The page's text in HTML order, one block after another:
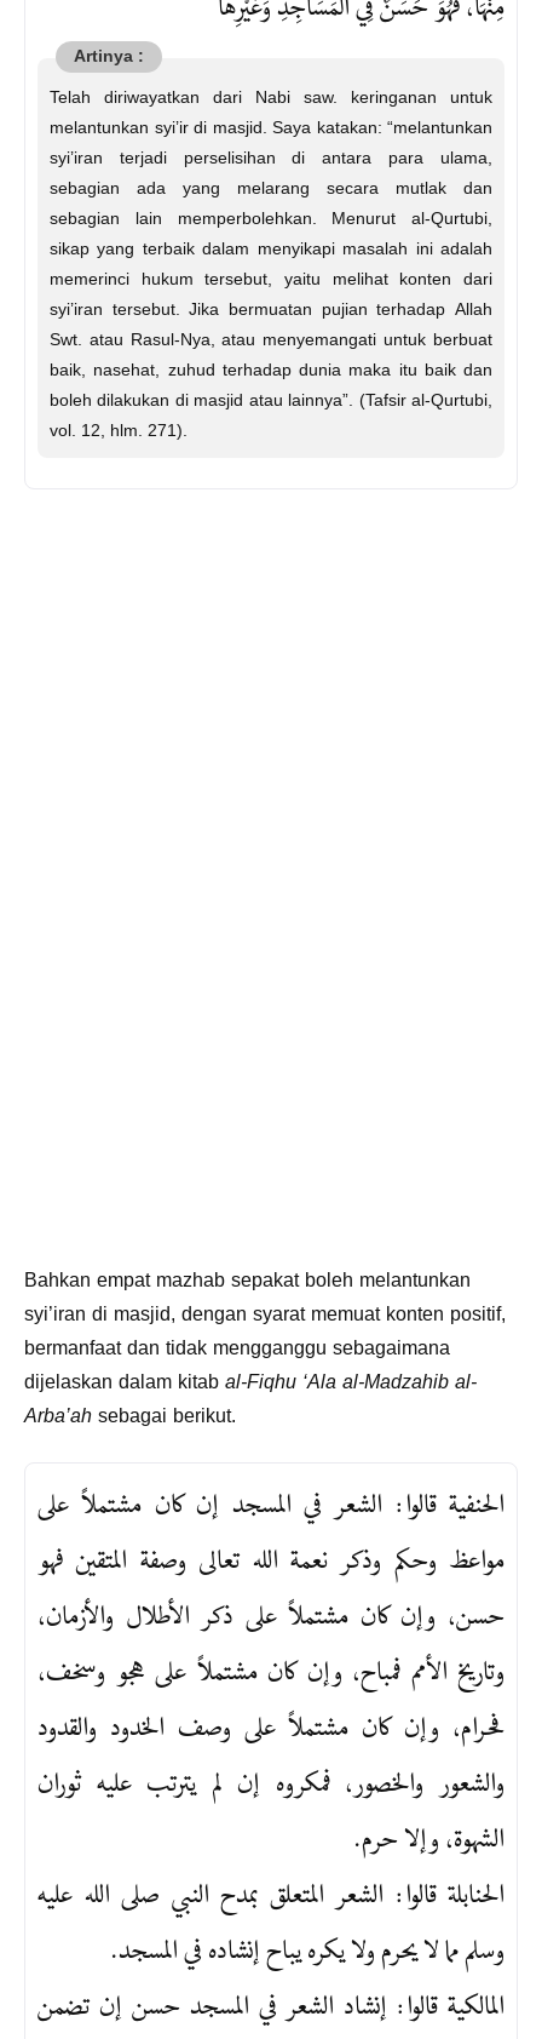
مِنْهَا، فَهُوَ حَسَنٌ فِي الْمَسَاجِدِ وَغَيْرِهَا
Telah diriwayatkan dari Nabi saw. keringanan untuk
melantunkan syi’ir di masjid. Saya katakan: “melantunkan
syi’iran terjadi perselisihan di antara para ulama,
sebagian ada yang melarang secara mutlak dan
sebagian lain memperbolehkan. Menurut al-Qurtubi,
sikap yang terbaik dalam menyikapi masalah ini adalah
memerinci hukum tersebut, yaitu melihat konten dari
syi’iran tersebut. Jika bermuatan pujian terhadap Allah
Swt. atau Rasul-Nya, atau menyemangati untuk berbuat
baik, nasehat, zuhud terhadap dunia maka itu baik dan
boleh dilakukan di masjid atau lainnya”. (Tafsir al-Qurtubi,
vol. 12, hlm. 271).
Bahkan empat mazhab sepakat boleh melantunkan
syi’iran di masjid, dengan syarat memuat konten positif,
bermanfaat dan tidak mengganggu sebagaimana
dijelaskan dalam kitab al-Fiqhu ‘Ala al-Madzahib al-
Arba’ah sebagai berikut.
الحنفية قالوا: الشعر في المسجد إن كان مشتملاً على
مواعظ وحكم وذكر نعمة الله تعالى وصفة المتقين فهو
حسن، وإن كان مشتملاً على ذكر الأطلال والأزمان،
وتاريخ الأمم فمباح، وإن كان مشتملاً على هجو وسخف،
فحرام، وإن كان مشتملاً على وصف الخدود والقدود
والشعور والخصور، فمكروه إن لم يترتب عليه ثوران
الشهوة، وإلا حرم.
الحنابلة قالوا: الشعر المتعلق بمدح النبي صلى الله عليه
وسلم مما لا يحرم ولا يكره يباح إنشاده في المسجد.
المالكية قالوا: إنشاد الشعر في المسجد حسن إن تضمن